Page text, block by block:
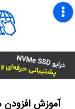
آموزش